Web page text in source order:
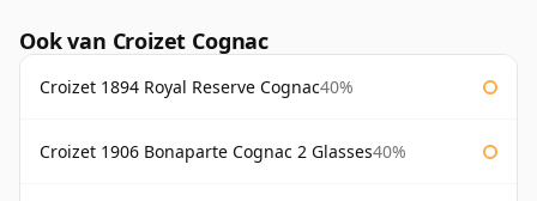
Ook van Croizet Cognac
Croizet 1894 Royal Reserve Cognac40%
Croizet 1906 Bonaparte Cognac 2 Glasses40%